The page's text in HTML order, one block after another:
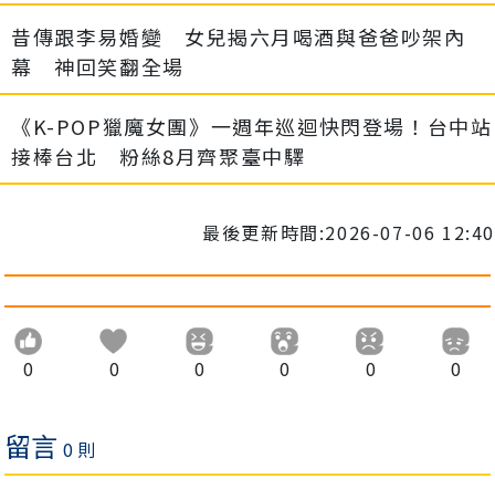
昔傳跟李易婚變 女兒揭六月喝酒與爸爸吵架內
幕 神回笑翻全場
《K-POP獵魔女團》一週年巡迴快閃登場！台中站
接棒台北 粉絲8月齊聚臺中驛
最後更新時間:2026-07-06 12:40
0 0 0 0 0 0